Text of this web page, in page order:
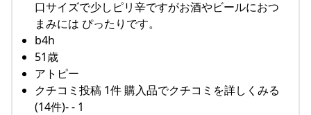
口サイズで少しピリ辛ですがお酒やビールにおつ
まみには ぴったりです。
b4h
51歳
アトピー
クチコミ投稿 1件 購入品でクチコミを詳しくみる
(14件)- - 1